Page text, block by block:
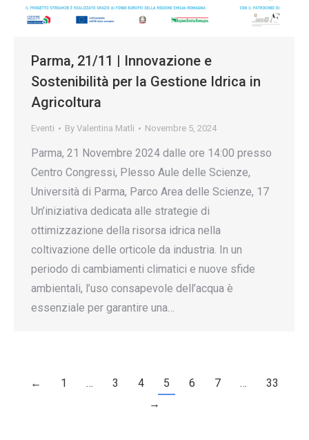
Parma, 21/11 | Innovazione e
Sostenibilità per la Gestione Idrica in
Agricoltura
Eventi By Valentina Matli Novembre 5, 2024
Parma, 21 Novembre 2024 dalle ore 14:00 presso
Centro Congressi, Plesso Aule delle Scienze,
Università di Parma, Parco Area delle Scienze, 17
Un’iniziativa dedicata alle strategie di
ottimizzazione della risorsa idrica nella
coltivazione delle orticole da industria. In un
periodo di cambiamenti climatici e nuove sfide
ambientali, l’uso consapevole dell’acqua è
essenziale per garantire una…
← 1 … 3 4 5 6 7 …
33
→